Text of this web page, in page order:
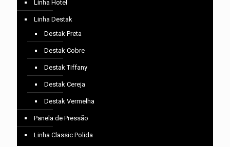
Linha Hotel
Linha Destak
Destak Preta
Destak Cobre
Destak Tiffany
Destak Cereja
Destak Vermelha
Panela de Pressão
Linha Classic Polida